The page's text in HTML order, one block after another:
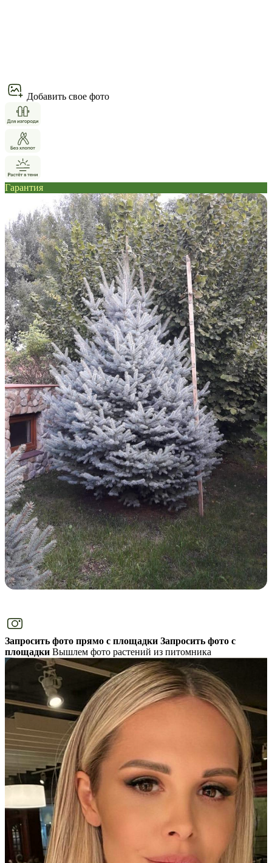
Добавить свое фото
Гарантия
Запросить фото прямо с площадки Запросить фото с
площадки Вышлем фото растений из питомника